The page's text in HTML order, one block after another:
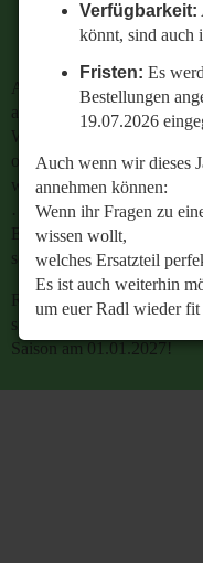
Verfügbarkeit:
könnt, sind auch
Fristen: Es
Bestellungen
19.07.2026
Auch wenn wir dieses
annehmen können:
Wenn ihr Fragen zu
wissen wollt,
welches Ersatzteil
Es ist auch weiterhin
um euer Radl wieder
Retrobike wünscht
Bestellungen
19.07.2026
Auch wenn wir dieses
annehmen können:
Wenn ihr Fragen zu einer
oder wissen wollt,
welches Ersatzteil perfekt
…
Es ist auch weiterhin
schreiben, um euer Radl
Retrobike wünscht euch
sich schon jetzt auf den
Saison am 01.01.2027!